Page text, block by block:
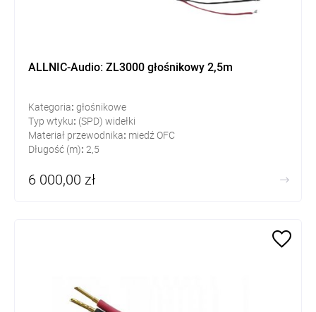
ALLNIC-Audio: ZL3000 głośnikowy 2,5m
Kategoria: głośnikowe
Typ wtyku: (SPD) widełki
Materiał przewodnika: miedź OFC
Długość (m): 2,5
6 000,00 zł